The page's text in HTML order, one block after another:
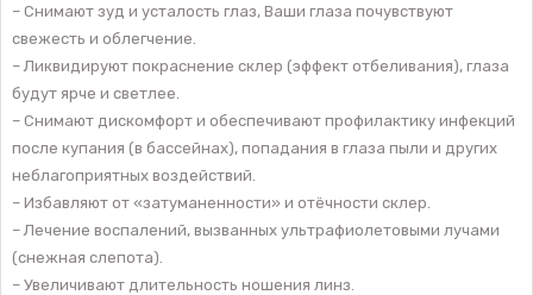
– Снимают зуд и усталость глаз, Ваши глаза почувствуют
свежесть и облегчение.
– Ликвидируют покраснение склер (эффект отбеливания), глаза
будут ярче и светлее.
– Снимают дискомфорт и обеспечивают профилактику инфекций
после купания (в бассейнах), попадания в глаза пыли и других
неблагоприятных воздействий.
– Избавляют от «затуманенности» и отёчности склер.
– Лечение воспалений, вызванных ультрафиолетовыми лучами
(снежная слепота).
– Увеличивают длительность ношения линз.